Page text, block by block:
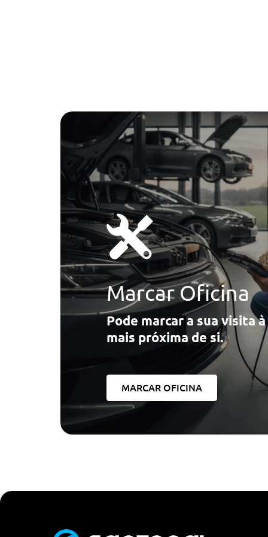
Apoio De Braço Dianteiro
Vidros Electricos Com Abertura E Fecho De Conforto
Controlo Remoto Com Chave Mecanica Integrada
Arranque Sem Chave
Ligaçao Aux-In
Sistema Stereo Com 6 Altifalantes
Serviço Baseado Nas Condiçoes- Cbs
Ar Condicionado
Sistema De Para-Choques C/ Element. De Deformaçao
Buzina De Sonoridade Dupla
Volante 3 Raios
Botao Do Fecho Centralizado
Volante Em Pele
Pernos De Segurança
Monitorização Da Pressao Dos Pneus
Airbag Cabeça Atrás
Bolsas Nas Portas
Radio Bmw Professional
Botão Start/Stop
Marcar Oficina
Pode marcar a sua visita
mais próxima de si.
MARCAR OFICINA